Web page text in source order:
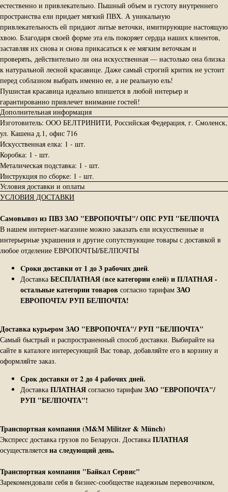
естественно и привлекательно. Пышный объем и густоту внутреннего
пространства ели придает мягкий ПВХ. А уникальную
привлекательность ей придают литые веточки, имитирующие настоящую
хвою. Благодаря своей форме эта ель покоряет сердца наших клиентов,
заставляя их снова и снова прикасаться к ее мягким веточкам и
проверять, действительно ли она искусственная — настолько она близка
к натуральной лесной красавице. Даже самый строгий критик не устоит
перед соблазном выбрать именно ее, а не реальную ель!
Пушистая красавица идеально впишется в любой интерьер и
гарантированно привлечет внимание гостей!
Дополнительная информация
Изготовитель: ООО БЕЛТРИНИТИ, Российская Федерация, г. Смоленск,
ул. Кашена д.1, офис 716
Искусственная елка: 1 - шт.
Коробка: 1 - шт.
Металическая подставка: 1 - шт.
Инструкция по сборке: 1 - шт.
Условия доставки и оплаты
УСЛОВИЯ ДОСТАВКИ
Самовывоз из ПВЗ ЗАО "ЕВРОПОЧТЫ"/ ОПС РУП "БЕЛПОЧТА
В нашем интернет-магазине можно заказать ели искусственные и
интерьерные украшения и другие сопутствующие товары с доставкой в
любое отделение ЕВРОПОЧТЫ/БЕЛПОЧТЫ
Cроки доставки от 1 до 3 рабочих дней.
Доставка БЕСПЛАТНАЯ (все категории елей) и ПЛАТНАЯ -
остальные категории товаров согласно тарифам ЗАО
ЕВРОПОЧТА/ РУП БЕЛПОЧТА!
Доставка курьером ЗАО "ЕВРОПОЧТА"/ РУП "БЕЛПОЧТА"
Самый быстрый и распространенный способ доставки. Выбирайте на
сайте в каталоге интересующий Вас товар, добавляйте его в корзину и
оформляйте заказ.
Срок доставки от 2 до 4 рабочих дней.
Доставка ПЛАТНАЯ согласно тарифам ЗАО "ЕВРОПОЧТА"/
РУП "БЕЛПОЧТА"!
Транспортная компания (M&M Militzer & Münch)
Экспресс доставка грузов по Беларуси. Доставка ПЛАТНАЯ
осуществляется на следующий день.
Транспортная компания "Байкал Сервис"
Зарекомендовали себя в бизнес-сообществе надежным перевозчиком,